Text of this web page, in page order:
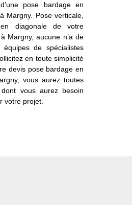
pose bardage en
Margny. Pose verticale,
diagonale de votre
Margny, aucune n’a de
de spécialistes
en toute simplicité
devis pose bardage en
vous aurez toutes
vous aurez besoin
votre projet.